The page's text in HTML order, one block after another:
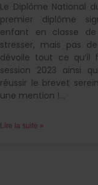
Le Diplôme National
premier diplôme
enfant en classe
stresser, mais pas
dévoile tout ce qu’il
session 2023 ainsi
réussir le brevet
une mention !
Lire la suite »